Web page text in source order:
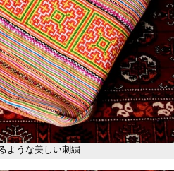
ような美しい刺繍